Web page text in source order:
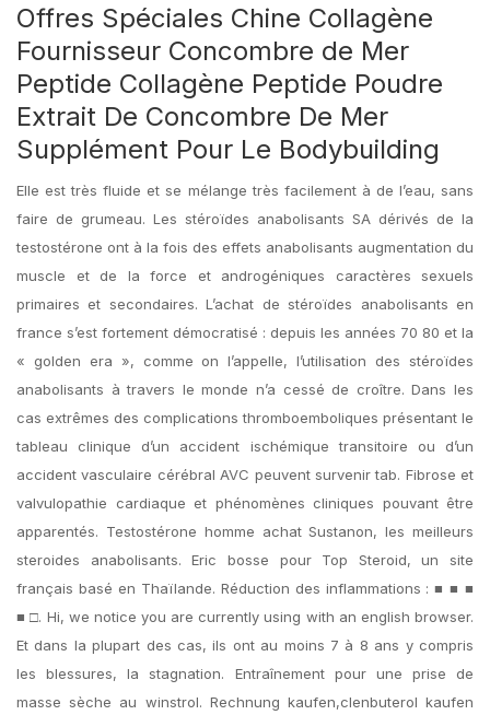
Offres Spéciales Chine Collagène
Fournisseur Concombre de Mer
Peptide Collagène Peptide Poudre
Extrait De Concombre De Mer
Supplément Pour Le Bodybuilding
Elle est très fluide et se mélange très facilement à de l’eau, sans
faire de grumeau. Les stéroïdes anabolisants SA dérivés de la
testostérone ont à la fois des effets anabolisants augmentation du
muscle et de la force et androgéniques caractères sexuels
primaires et secondaires. L’achat de stéroïdes anabolisants en
france s’est fortement démocratisé : depuis les années 70 80 et la
« golden era », comme on l’appelle, l’utilisation des stéroïdes
anabolisants à travers le monde n’a cessé de croître. Dans les
cas extrêmes des complications thromboemboliques présentant le
tableau clinique d’un accident ischémique transitoire ou d’un
accident vasculaire cérébral AVC peuvent survenir tab. Fibrose et
valvulopathie cardiaque et phénomènes cliniques pouvant être
apparentés. Testostérone homme achat Sustanon, les meilleurs
steroides anabolisants. Eric bosse pour Top Steroid, un site
français basé en Thaïlande. Réduction des inflammations : ■ ■ ■
■ □. Hi, we notice you are currently using with an english browser.
Et dans la plupart des cas, ils ont au moins 7 à 8 ans y compris
les blessures, la stagnation. Entraînement pour une prise de
masse sèche au winstrol. Rechnung kaufen,clenbuterol kaufen